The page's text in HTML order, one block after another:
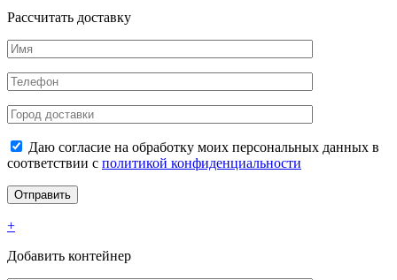
Рассчитать доставку
Даю согласие на обработку моих персональных данных в
соответствии с политикой конфиденциальности
+
Добавить контейнер